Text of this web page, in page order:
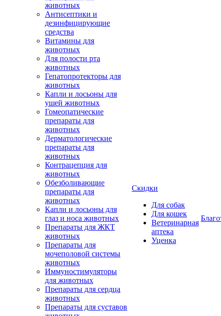
животных
Антисептики и
дезинфицирующие
средства
Витамины для
животных
Для полости рта
животных
Гепатопротекторы для
животных
Капли и лосьоны для
ушей животных
Гомеопатические
препараты для
животных
Дерматологические
препараты для
животных
Контрацепция для
животных
Обезболивающие
препараты для
животных
Капли и лосьоны для
глаз и носа животных
Препараты для ЖКТ
животных
Препараты для
мочеполовой системы
животных
Иммуностимуляторы
для животных
Препараты для сердца
животных
Препараты для суставов
Скидки
Для собак
Для кошек
Ветеринарная
аптека
Уценка